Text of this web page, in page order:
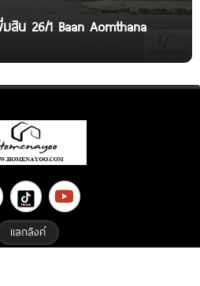
สิน 26/1 Baan Aomthana
แลกลิงค์